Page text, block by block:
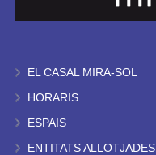
EL CASAL MIRA-SOL
HORARIS
ESPAIS
ENTITATS ALLOTJADES